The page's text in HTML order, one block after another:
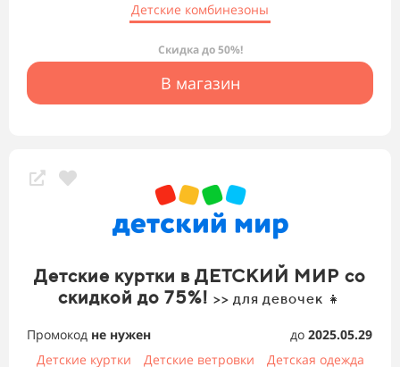
Детские комбинезоны
Скидка до 50%!
В магазин
Детские куртки в ДЕТСКИЙ МИР со
скидкой до 75%! >> для девочек 👧
Промокод не нужен до 2025.05.29
Детские куртки
Детские ветровки Детская одежда